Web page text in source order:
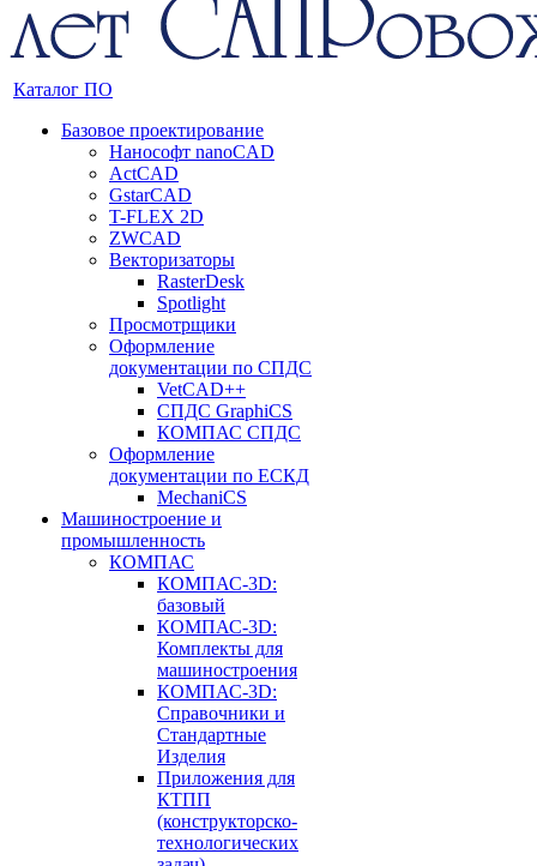
Каталог ПО
Базовое проектирование
Нанософт nanoCAD
ActCAD
GstarCAD
T-FLEX 2D
ZWCAD
Векторизаторы
RasterDesk
Spotlight
Просмотрщики
Оформление
документации по СПДС
VetCAD++
СПДС GraphiCS
КОМПАС СПДС
Оформление
документации по ЕСКД
MechaniCS
Машиностроение и
промышленность
КОМПАС
КОМПАС-3D:
базовый
КОМПАС-3D:
Комплекты для
машиностроения
КОМПАС-3D:
Справочники и
Стандартные
Изделия
Приложения для
КТПП
(конструкторско-
технологических